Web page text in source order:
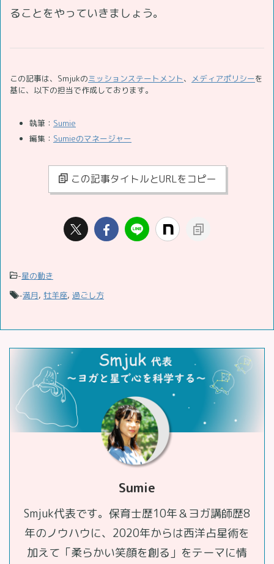
ることをやっていきましょう。
この記事は、Smjukのミッションステートメント、 メディアポリシーを
基に、以下の担当で作成しております。
執筆： Sumie
編集： Sumieのマネージャー
この記事タイトルとURLをコピー
-星の動き
-満月, 牡羊座, 過ごし方
Sumie
Smjuk代表です。保育士歴10年＆ヨガ講師歴8
年のノウハウに、2020年からは西洋占星術を
加えて「柔らかい笑顔を創る」をテーマに情